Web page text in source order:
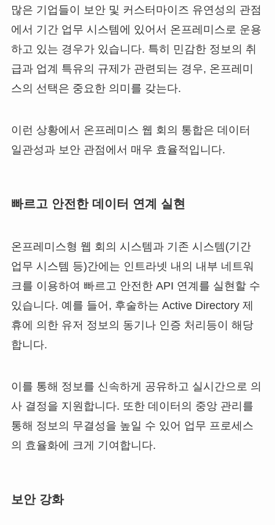
많은 기업들이 보안 및 커스터마이즈 유연성의 관점
에서 기간 업무 시스템에 있어서 온프레미스로 운용
하고 있는 경우가 있습니다. 특히 민감한 정보의 취
급과 업계 특유의 규제가 관련되는 경우, 온프레미
스의 선택은 중요한 의미를 갖는다.
이런 상황에서 온프레미스 웹 회의 통합은 데이터
일관성과 보안 관점에서 매우 효율적입니다.
빠르고 안전한 데이터 연계 실현
온프레미스형 웹 회의 시스템과 기존 시스템(기간
업무 시스템 등)간에는 인트라넷 내의 내부 네트워
크를 이용하여 빠르고 안전한 API 연계를 실현할 수
있습니다. 예를 들어, 후술하는 Active Directory 제
휴에 의한 유저 정보의 동기나 인증 처리등이 해당
합니다.
이를 통해 정보를 신속하게 공유하고 실시간으로 의
사 결정을 지원합니다. 또한 데이터의 중앙 관리를
통해 정보의 무결성을 높일 수 있어 업무 프로세스
의 효율화에 크게 기여합니다.
보안 강화